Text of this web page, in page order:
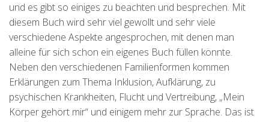
und es gibt so einiges zu beachten und besprechen. Mit
diesem Buch wird sehr viel gewollt und sehr viele
verschiedene Aspekte angesprochen, mit denen man
alleine für sich schon ein eigenes Buch füllen könnte.
Neben den verschiedenen Familienformen kommen
Erklärungen zum Thema Inklusion, Aufklärung, zu
psychischen Krankheiten, Flucht und Vertreibung, „Mein
Körper gehört mir“ und einigem mehr zur Sprache. Das ist